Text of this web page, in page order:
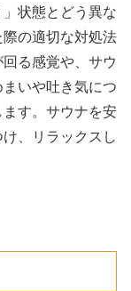
状態とどう異な
の適切な対処法
る感覚や、サウ
いや吐き気につ
す。サウナを安
、リラックスし